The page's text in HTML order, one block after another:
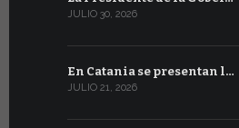
JULIO 30, 2026
En Catania se presentan l…
JULIO 21, 2026